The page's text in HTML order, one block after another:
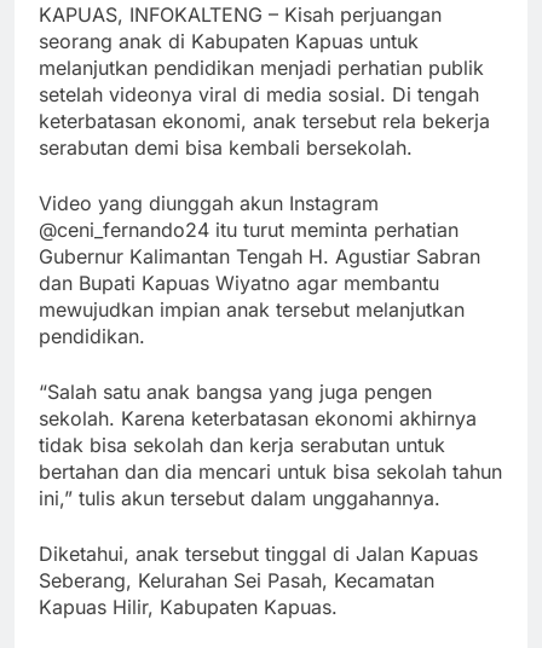
KAPUAS, INFOKALTENG – Kisah perjuangan
seorang anak di Kabupaten Kapuas untuk
melanjutkan pendidikan menjadi perhatian publik
setelah videonya viral di media sosial. Di tengah
keterbatasan ekonomi, anak tersebut rela bekerja
serabutan demi bisa kembali bersekolah.
Video yang diunggah akun Instagram
@ceni_fernando24 itu turut meminta perhatian
Gubernur Kalimantan Tengah H. Agustiar Sabran
dan Bupati Kapuas Wiyatno agar membantu
mewujudkan impian anak tersebut melanjutkan
pendidikan.
“Salah satu anak bangsa yang juga pengen
sekolah. Karena keterbatasan ekonomi akhirnya
tidak bisa sekolah dan kerja serabutan untuk
bertahan dan dia mencari untuk bisa sekolah tahun
ini,” tulis akun tersebut dalam unggahannya.
Diketahui, anak tersebut tinggal di Jalan Kapuas
Seberang, Kelurahan Sei Pasah, Kecamatan
Kapuas Hilir, Kabupaten Kapuas.